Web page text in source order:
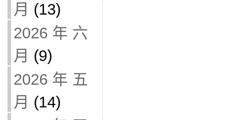
月 (13)
2026 年 六
月 (9)
2026 年 五
月 (14)